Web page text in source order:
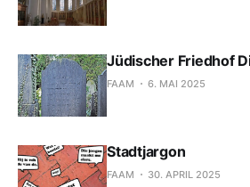
Jüdischer Friedhof
FAAM 6. MAI 2025
Stadtjargon
FAAM 30. APRIL 2025